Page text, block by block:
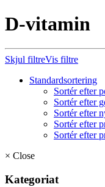
D-vitamin
Skjul filtreVis filtre
Standardsortering
Sortér efter
Sortér efter
Sortér efter
Sortér efter
Sortér efter
× Close
Kategoriat